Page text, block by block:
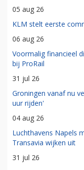
05 aug 26
KLM stelt eerste
06 aug 26
Voormalig financieel
bij ProRail
31 jul 26
Groningen vanaf nu
uur rijden'
04 aug 26
Luchthavens Napels
Transavia wijken uit
31 jul 26